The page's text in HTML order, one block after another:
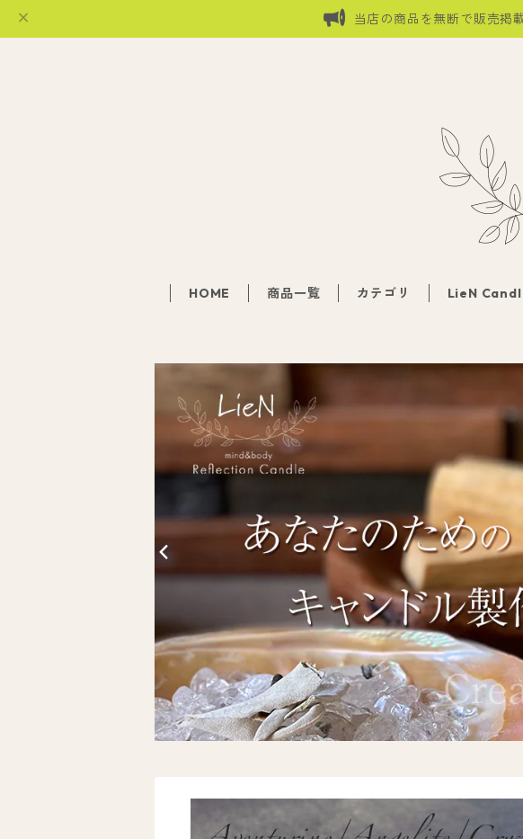
当店の商品を無断で販売掲
HOME 商品一覧 カテゴリ LieN